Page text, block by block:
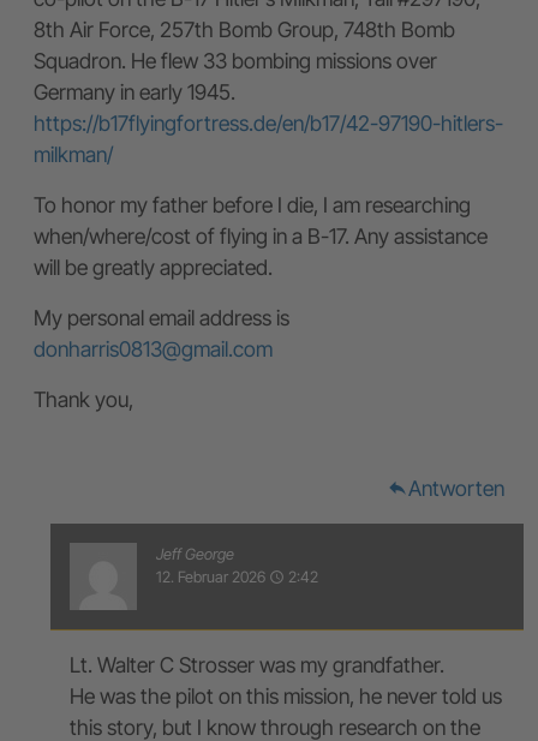
8th Air Force, 257th Bomb Group, 748th Bomb
Squadron. He flew 33 bombing missions over
Germany in early 1945.
https://b17flyingfortress.de/en/b17/42-97190-hitlers-
milkman/
To honor my father before I die, I am researching
when/where/cost of flying in a B-17. Any assistance
will be greatly appreciated.
My personal email address is
donharris0813@gmail.com
Thank you,
replyAntworten
Jeff George
12. Februar 2026 access_time 2:42
Lt. Walter C Strosser was my grandfather.
He was the pilot on this mission, he never told us
this story, but I know through research on the